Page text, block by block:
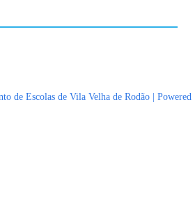
de Escolas de Vila Velha de Rodão | Powered